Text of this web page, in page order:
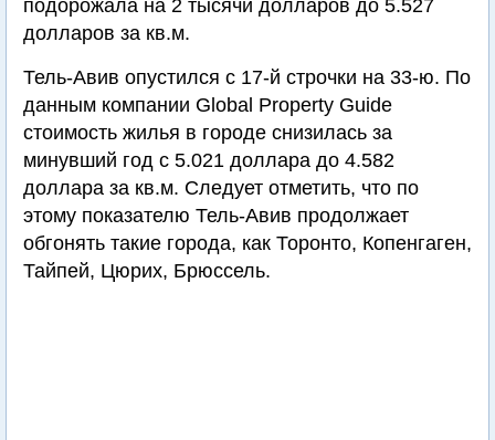
подорожала на 2 тысячи долларов до 5.527
долларов за кв.м.
Тель-Авив опустился с 17-й строчки на 33-ю. По
данным компании Global Property Guide
стоимость жилья в городе снизилась за
минувший год с 5.021 доллара до 4.582
доллара за кв.м. Следует отметить, что по
этому показателю Тель-Авив продолжает
обгонять такие города, как Торонто, Копенгаген,
Тайпей, Цюрих, Брюссель.